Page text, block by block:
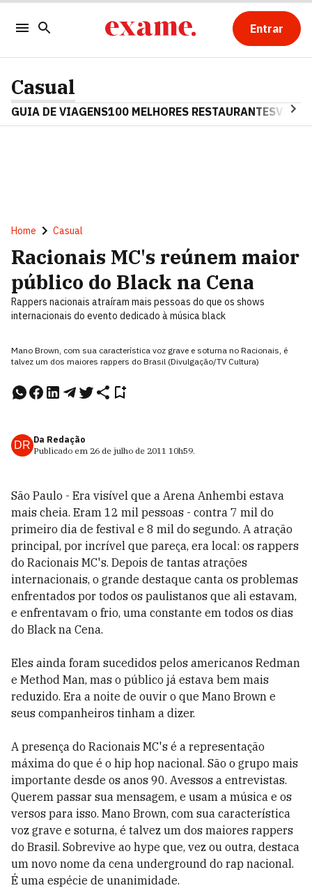
Entrar
Casual
GUIA DE VIAGENS100 MELHORES RESTAURANTES
Home Casual
Racionais MC's reúnem maior
público do Black na Cena
Rappers nacionais atraíram mais pessoas do que os shows
internacionais do evento dedicado à música black
Mano Brown, com sua característica voz grave e soturna no Racionais, é
talvez um dos maiores rappers do Brasil (Divulgação/TV Cultura)
DR Da Redação
Publicado em 26 de julho de 2011 10h59.
São Paulo - Era visível que a Arena Anhembi estava
mais cheia. Eram 12 mil pessoas - contra 7 mil do
primeiro dia de festival e 8 mil do segundo. A atração
principal, por incrível que pareça, era local: os rappers
do Racionais MC's. Depois de tantas atrações
internacionais, o grande destaque canta os problemas
enfrentados por todos os paulistanos que ali estavam,
e enfrentavam o frio, uma constante em todos os dias
do Black na Cena.
Eles ainda foram sucedidos pelos americanos Redman
e Method Man, mas o público já estava bem mais
reduzido. Era a noite de ouvir o que Mano Brown e
seus companheiros tinham a dizer.
A presença do Racionais MC's é a representação
máxima do que é o hip hop nacional. São o grupo mais
importante desde os anos 90. Avessos a entrevistas.
Querem passar sua mensagem, e usam a música e os
versos para isso. Mano Brown, com sua característica
voz grave e soturna, é talvez um dos maiores rappers
do Brasil. Sobrevive ao hype que, vez ou outra, destaca
um novo nome da cena underground do rap nacional.
É uma espécie de unanimidade.